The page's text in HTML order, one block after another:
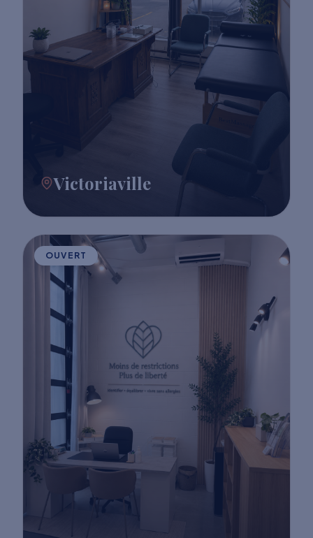
Victoriaville
OUVERT